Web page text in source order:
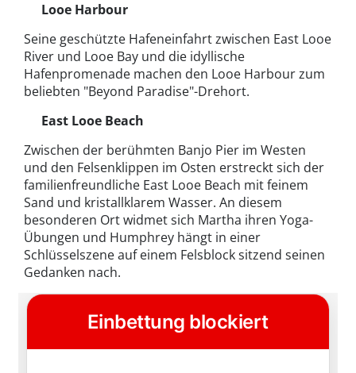
Looe Harbour
Seine geschützte Hafeneinfahrt zwischen East Looe
River und Looe Bay und die idyllische
Hafenpromenade machen den Looe Harbour zum
beliebten "Beyond Paradise"-Drehort.
East Looe Beach
Zwischen der berühmten Banjo Pier im Westen
und den Felsenklippen im Osten erstreckt sich der
familienfreundliche East Looe Beach mit feinem
Sand und kristallklarem Wasser. An diesem
besonderen Ort widmet sich Martha ihren Yoga-
Übungen und Humphrey hängt in einer
Schlüsselszene auf einem Felsblock sitzend seinen
Gedanken nach.